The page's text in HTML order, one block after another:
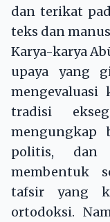
dan terikat
teks dan
Karya-karya
upaya yang
mengevaluasi
tradisi
mengungkap
politis, dan
membentuk
tafsir yang
ortodoksi.